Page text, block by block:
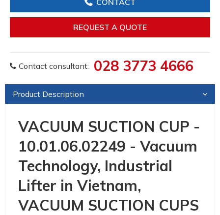
CONTACT
REQUEST A QUOTE
Contact consultant: 028 3773 4666
Product Description
VACUUM SUCTION CUP -
10.01.06.02249 - Vacuum
Technology, Industrial
Lifter in Vietnam,
VACUUM SUCTION CUPS